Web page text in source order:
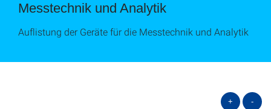
Messtechnik und Analytik
Auflistung der Geräte für die Messtechnik und Analytik
+ -